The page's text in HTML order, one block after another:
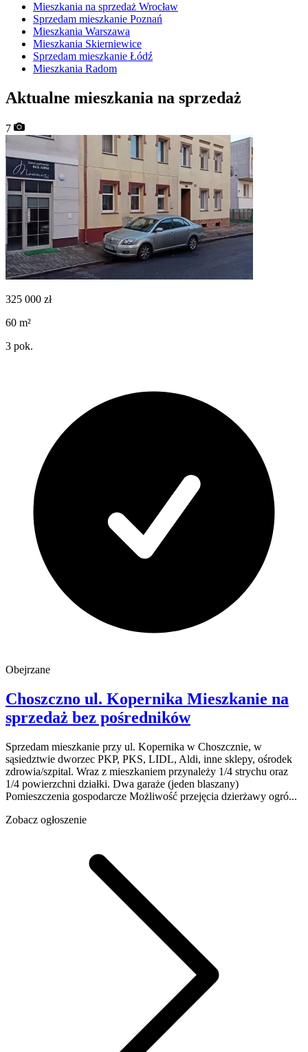
Mieszkania na sprzedaż Wrocław
Sprzedam mieszkanie Poznań
Mieszkania Warszawa
Mieszkania Skierniewice
Sprzedam mieszkanie Łódź
Mieszkania Radom
Aktualne mieszkania na sprzedaż
7
325 000 zł
60 m²
3 pok.
Obejrzane
Choszczno ul. Kopernika Mieszkanie na
sprzedaż bez pośredników
Sprzedam mieszkanie przy ul. Kopernika w Choszcznie, w
sąsiedztwie dworzec PKP, PKS, LIDL, Aldi, inne sklepy, ośrodek
zdrowia/szpital. Wraz z mieszkaniem przynależy 1/4 strychu oraz
1/4 powierzchni działki. Dwa garaże (jeden blaszany)
Pomieszczenia gospodarcze Możliwość przejęcia dzierżawy ogró...
Zobacz ogłoszenie